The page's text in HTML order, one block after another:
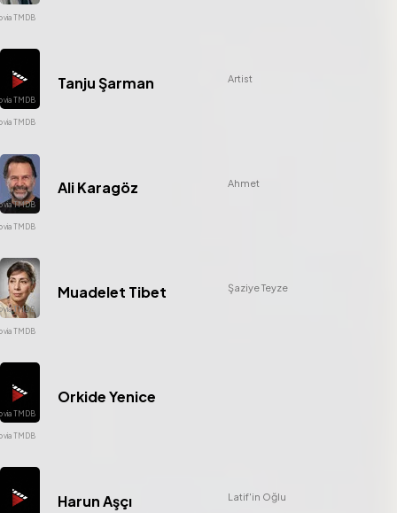
Tanju Şarman Artist
Ali Karagöz Ahmet
Muadelet Tibet Şaziye Teyze
Orkide Yenice
Harun Aşçı Latif'in Oğlu